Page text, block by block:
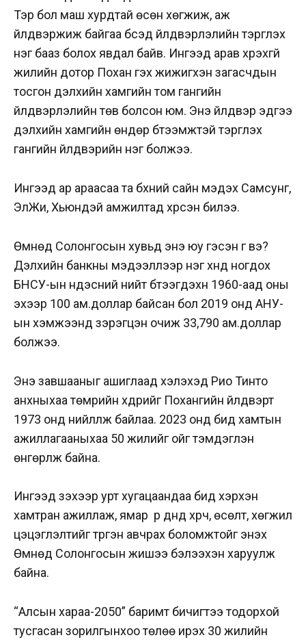
Тэр бол маш хурдтай өсөн хөгжиж, аж
үйлдвэржиж байгаа бүсэд үйлдвэрлэлийн тэргүүлэх
нэг бааз болох явдал байв. Ингээд арав хүрэхгүй
жилийн дотор Похан гэх жижигхэн загасчдын
тосгон дэлхийн хамгийн том гангийн
үйлдвэрлэлийн төв болсон юм. Энэ үйлдвэр эдүгээ
дэлхийн хамгийн өндөр бүтээмжтэй тэргүүлэх
гангийн үйлдвэрийн нэг болжээ.
Ингээд ар араасаа та бүхний сайн мэдэх Самсунг,
ЭлЖи, Хьюндэй амжилтад хүрсэн билээ.
Өмнөд Солонгосын хувьд энэ юу гэсэн үг вэ?
Дэлхийн банкны мэдээллээр нэг хүнд ногдох
БНСУ-ын үндэсний нийт бүтээгдэхүүн 1960-аад оны
эхээр 100 ам.доллар байсан бол 2019 онд АНУ-
ын хэмжээнд зэрэгцэн очиж 33,790 ам.доллар
болжээ.
Энэ завшааныг ашиглаад хэлэхэд Рио Тинто
анхныхаа төмрийн хүдрийг Похангийн үйлдвэрт
1973 онд нийлүүлж байлаа. 2023 онд бид хамтын
ажиллагааныхаа 50 жилийг ойг тэмдэглэн
өнгөрүүлж байна.
Ингээд үзэхээр урт хугацаандаа бид хэрхэн
хамтран ажиллаж, ямар үр дүнд хүрч, өсөлт, хөгжил
цэцэглэлтийг түргэн авчрах боломжтойг энэхүү
Өмнөд Солонгосын жишээ бэлээхэн харуулж
байна.
“Алсын хараа-2050” баримт бичигтээ тодорхой
тусгасан зорилгынхоо төлөө ирэх 30 жилийн